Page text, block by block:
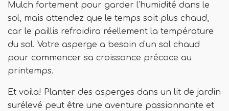
Mulch fortement pour garder l'humidité dans le
sol, mais attendez que le temps soit plus chaud,
car le paillis refroidira réellement la température
du sol. Votre asperge a besoin d'un sol chaud
pour commencer sa croissance précoce au
printemps.
Et voila! Planter des asperges dans un lit de jardin
surélevé peut être une aventure passionnante et